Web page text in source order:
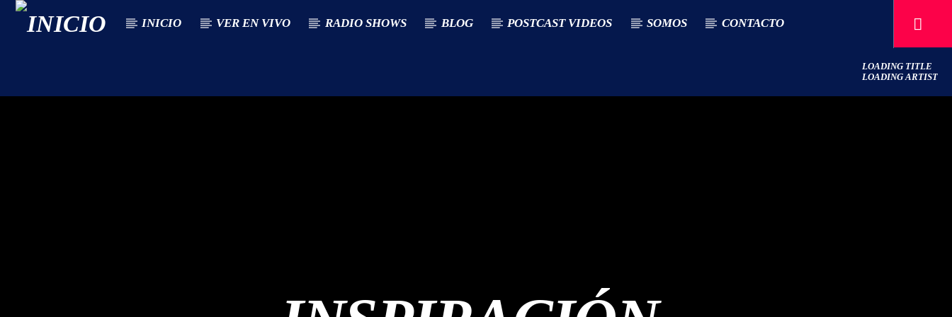
INICIO VER EN VIVO RADIO SHOWS BLOG POSTCAST VIDEOS SOMOS CONTACTO
LOADING TITLE
LOADING ARTIST